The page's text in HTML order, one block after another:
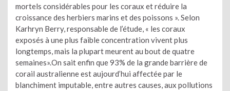
mortels considérables pour les coraux et réduire la
croissance des herbiers marins et des poissons ». Selon
Karhryn Berry, responsable de l’étude, « les coraux
exposés à une plus faible concentration vivent plus
longtemps, mais la plupart meurent au bout de quatre
semaines».On sait enfin que 93% de la grande barrière de
corail australienne est aujourd’hui affectée par le
blanchiment imputable, entre autres causes, aux pollutions